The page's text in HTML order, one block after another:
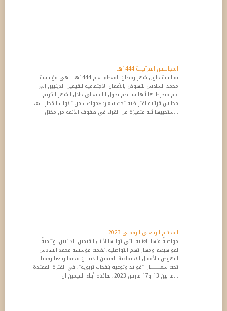
المجالـــس القرآنيـــة 1444هـ
بمناسبة حلول شهر رمضان المعظم لعام 1444ه، تنهي مؤسسة
محمد السادس للنهوض بالأعمال الاجتماعية للقيمين الدينيين إلى
علم منخرطيها أنها ستنظم بحول الله تعالى خلال الشهر الكريم،
مجالس قرآنية افتراضية تحت شعار: «مواهب من تلاوات المَحاريب»،
ستحييها ثلة متميزة من القراء في صفوف الأئمة من مختل...
المخيّــم الربيعــي الرقمــي 2023
مواصلةً منها للعناية التي توليها لأبناء القيمين الدينيين، وتنميةً
لمواهبهم ومهاراتهم التواصلية، نظمت مؤسسة محمد السادس
للنهوض بالأعمال الاجتماعية للقيمين الدينيين مخيما ربيعيا رقميا
تحت شعــــــــــار: "فوائد وتوعية بنفحات تربوية"، في الفترة الممتدة
ما بين 13 و17 مارس 2023، لفائدة أبناء القيمين ال...